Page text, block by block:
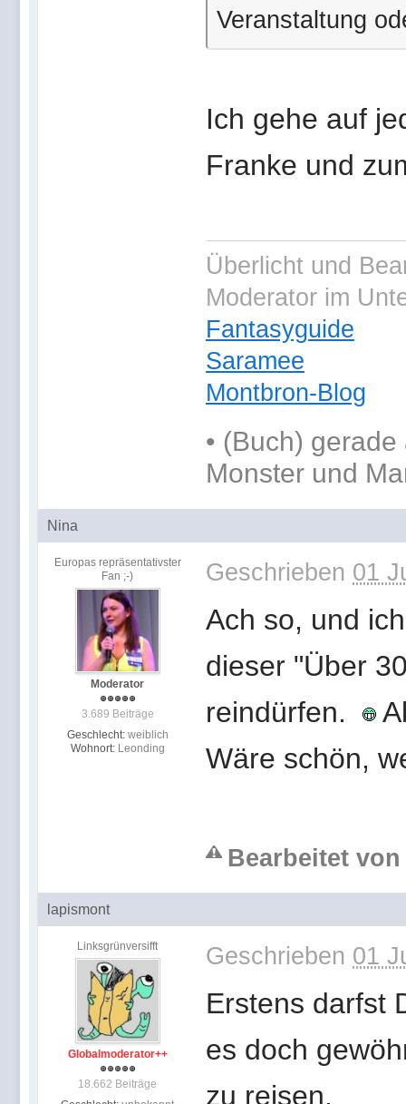
Veranstaltung
Ich gehe auf
Franke und
Überlicht und
Moderator im
Fantasyguide
Saramee
Montbron-Blog
• (Buch) gerade
Monster und
Nina
Europas repräsentativster
Fan ;-)
Moderator
3.689 Beiträge
Geschlecht: weiblich
Wohnort: Leonding
Geschrieben 01
Ach so, und
dieser "Über
reindürfen.
Wäre schön,
Bearbeitet von
lapismont
Linksgrünversifft
Globalmoderator++
18.662 Beiträge
Geschrieben 01
Erstens darfst
es doch
zu reisen.